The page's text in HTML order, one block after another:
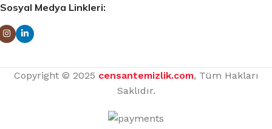
Sosyal Medya Linkleri:
Copyright © 2025 censantemizlik.com, Tüm Hakları
Saklıdır.